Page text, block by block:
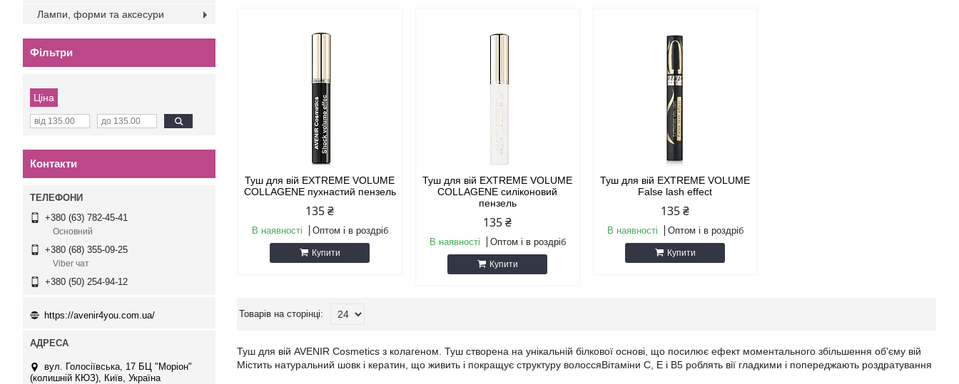
Туш для вій EXTREME VOLUME
COLLAGENE пухнастий пензель
135 ₴
В наявності Оптом і в роздріб
Купити
Туш для вій EXTREME VOLUME
COLLAGENE силіконовий
пензель
135 ₴
В наявності Оптом і в роздріб
Купити
Туш для вій EXTREME VOLUME
False lash effect
135 ₴
В наявності Оптом і в роздріб
Купити
Туш для вій AVENIR Cosmetics з колагеном. Туш створена на унікальній білкової основі, що посилює ефект моментального збільшення об'єму вій
Містить натуральний шовк і кератин, що живить і покращує структуру волоссяВітаміни С, Е і В5 роблять вії гладкими і попереджають роздратування
Лампи, форми та аксесури
Фільтри
Ціна
Контакти
+380 (63) 782-45-41
Основний
+380 (68) 355-09-25
Viber чат
+380 (50) 254-94-12
https://avenir4you.com.ua/
вул. Голосіївська, 17 БЦ "Моріон"
(колишній КЮЗ), Київ, Україна